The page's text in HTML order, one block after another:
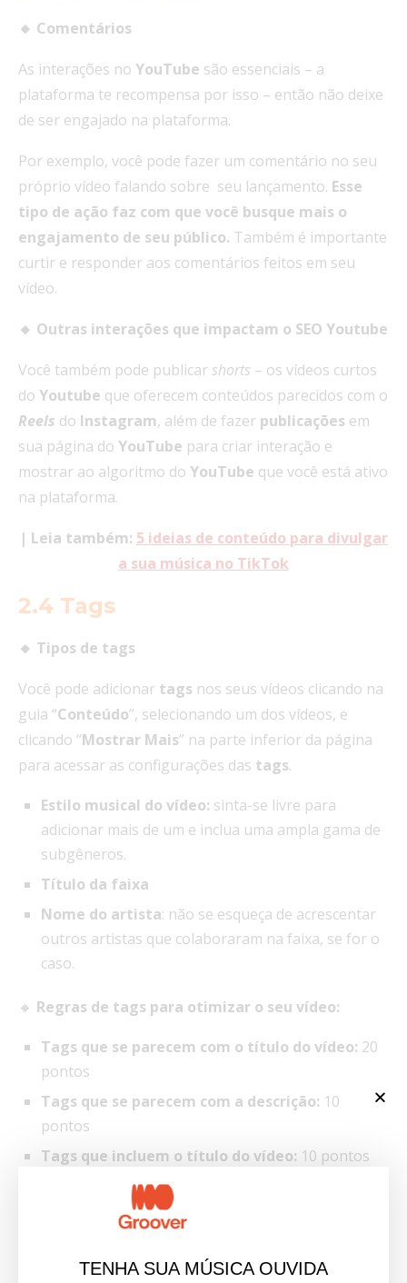
🔸 Comentários
As interações no YouTube são essenciais – a
plataforma te recompensa por isso – então não deixe
de ser engajado na plataforma.
Por exemplo, você pode fazer um comentário no seu
próprio vídeo falando sobre seu lançamento. Esse
tipo de ação faz com que você busque mais o
engajamento de seu público. Também é importante
curtir e responder aos comentários feitos em seu
vídeo.
🔸 Outras interações que impactam o SEO Youtube
Você também pode publicar shorts – os vídeos curtos
do Youtube que oferecem conteúdos parecidos com o
Reels do Instagram, além de fazer publicações em
sua página do YouTube para criar interação e
mostrar ao algoritmo do YouTube que você está ativo
na plataforma.
| Leia também: 5 ideias de conteúdo para divulgar
a sua música no TikTok
2.4 Tags
🔸 Tipos de tags
Você pode adicionar tags nos seus vídeos clicando na
guia “Conteúdo”, selecionando um dos vídeos, e
clicando “Mostrar Mais” na parte inferior da página
para acessar as configurações das tags.
Estilo musical do vídeo: sinta-se livre para
adicionar mais de um e inclua uma ampla gama de
subgêneros.
Título da faixa
Nome do artista: não se esqueça de acrescentar
outros artistas que colaboraram na faixa, se for o
caso.
🔸 Regras de tags para otimizar o seu vídeo:
Tags que se parecem com o título do vídeo: 20
pontos
Tags que se parecem com a descrição: 10
pontos
Tags que incluem o título do vídeo: 10 pontos
Tags que incluem o conteúdo exato da
descrição do vídeo:
Número recomendado de caracteres para tags:
TENHA SUA MÚSICA OUVIDA